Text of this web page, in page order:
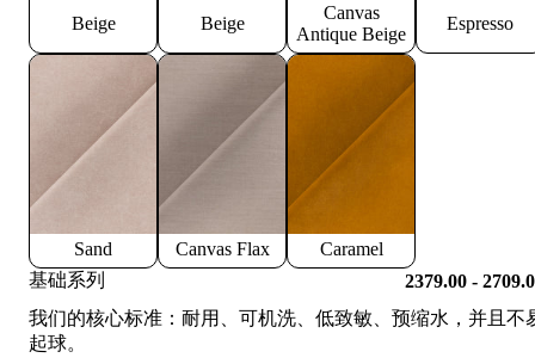
Beige Beige
Canvas
Antique Beige
Espresso
Sand Canvas Flax
Caramel
基础系列
2379.00 -
我们的核心标准：耐用、可机洗、低致敏、预缩水，并且不
起球。